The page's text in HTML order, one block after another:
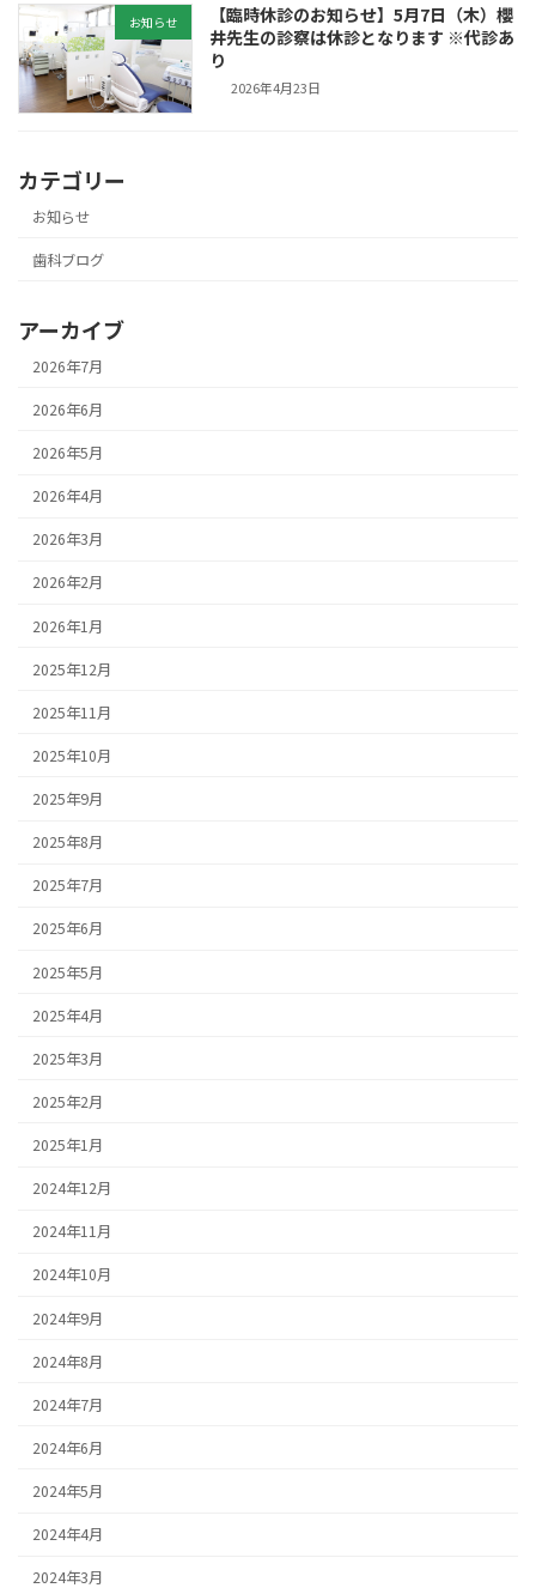
お知らせ
【臨時休診のお知らせ】5月7日（木）櫻
井先生の診察は休診となります ※代診あ
り
2026年4月23日
カテゴリー
お知らせ
歯科ブログ
アーカイブ
2026年7月
2026年6月
2026年5月
2026年4月
2026年3月
2026年2月
2026年1月
2025年12月
2025年11月
2025年10月
2025年9月
2025年8月
2025年7月
2025年6月
2025年5月
2025年4月
2025年3月
2025年2月
2025年1月
2024年12月
2024年11月
2024年10月
2024年9月
2024年8月
2024年7月
2024年6月
2024年5月
2024年4月
2024年3月